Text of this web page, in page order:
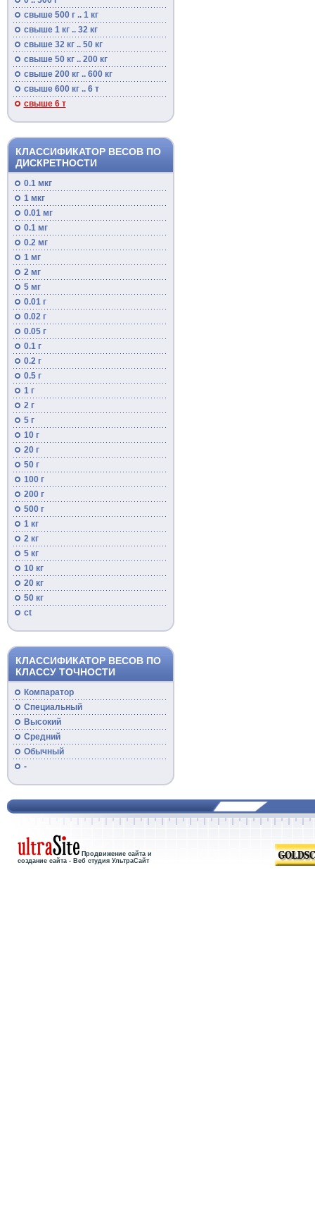
свыше 500 г .. 1 кг
свыше 1 кг .. 32 кг
свыше 32 кг .. 50 кг
свыше 50 кг .. 200 кг
свыше 200 кг .. 600 кг
свыше 600 кг .. 6 т
свыше 6 т
КЛАССИФИКАТОР ВЕСОВ ПО
ДИСКРЕТНОСТИ
0.1 мкг
1 мкг
0.01 мг
0.1 мг
0.2 мг
1 мг
2 мг
5 мг
0.01 г
0.02 г
0.05 г
0.1 г
0.2 г
0.5 г
1 г
2 г
5 г
10 г
20 г
50 г
100 г
200 г
500 г
1 кг
2 кг
5 кг
10 кг
20 кг
50 кг
ct
КЛАССИФИКАТОР ВЕСОВ ПО
КЛАССУ ТОЧНОСТИ
Компаратор
Специальный
Высокий
Средний
Обычный
-
Продвижение сайта и
создание сайта - Веб студия УльтраСайт